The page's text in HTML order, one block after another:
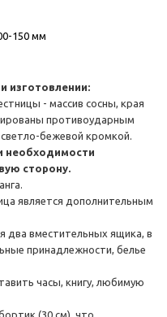
150 мм
изготовлении:
- массив сосны, края
противоударным
бежевой кромкой.
необходимости
сторону.
является дополнительным
два вместительных ящика, в
принадлежности, белье
часы, книгу, любимую
(30 см), что